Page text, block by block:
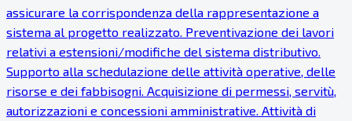
assicurare la corrispondenza della rappresentazione a
sistema al progetto realizzato. Preventivazione dei lavori
relativi a estensioni/modifiche del sistema distributivo.
Supporto alla schedulazione delle attività operative, delle
risorse e dei fabbisogni. Acquisizione di permessi, servitù,
autorizzazioni e concessioni amministrative. Attività di